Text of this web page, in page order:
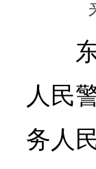
人民
务人